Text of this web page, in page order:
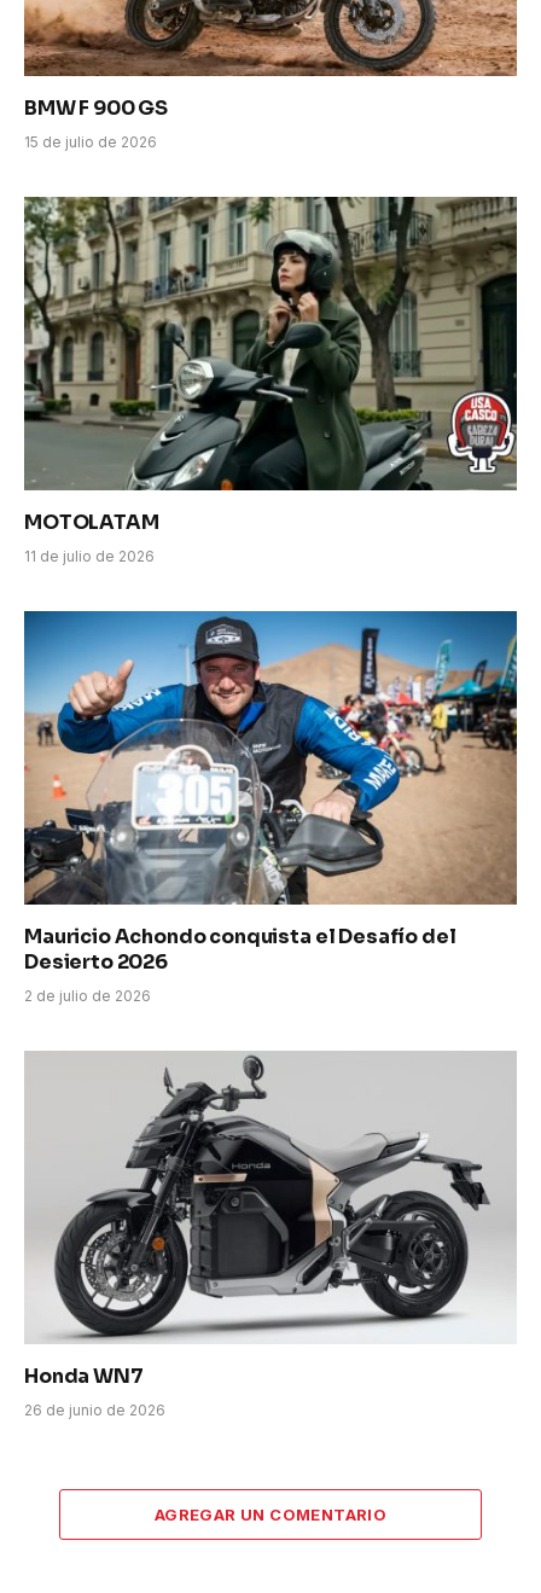
BMW F 900 GS
15 de julio de 2026
MOTOLATAM
11 de julio de 2026
Mauricio Achondo conquista el Desafío del
Desierto 2026
2 de julio de 2026
Honda WN7
26 de junio de 2026
AGREGAR UN COMENTARIO